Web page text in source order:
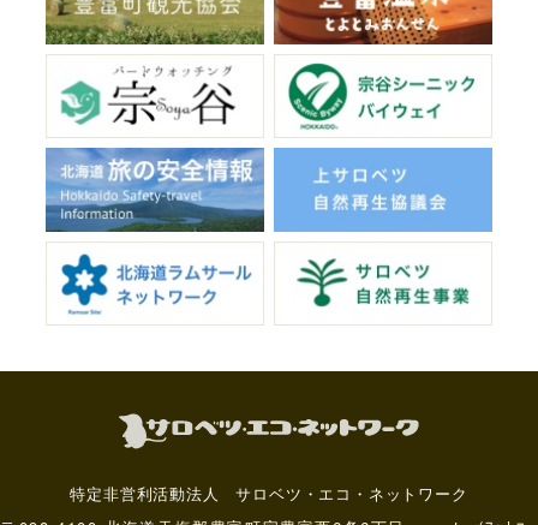
特定非営利活動法人 サロベツ・エコ・ネットワーク